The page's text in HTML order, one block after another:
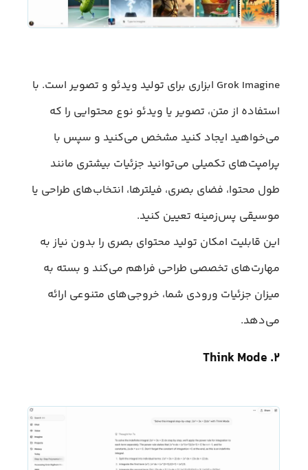
Grok Imagine ابزاری برای تولید ویدئو و تصویر است. با
استفاده از متن، تصویر یا ویدئو نوع محتوایی را که
می‌خواهید ایجاد کنید مشخص می‌کنید و سپس با
پرامپت‌های تکمیلی می‌توانید جزئیات بیشتری مانند
طول محتوا، فضای بصری، فیلترها، انتخاب‌های طراحی یا
موسیقی پس‌زمینه تعیین کنید.
این قابلیت امکان تولید محتوای بصری را بدون نیاز به
مهارت‌های تخصصی طراحی فراهم می‌کند و بسته به
میزان جزئیات ورودی شما، خروجی‌های متنوعی ارائه
می‌دهد.
۲. Think Mode